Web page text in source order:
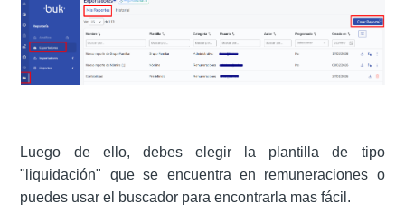
Luego de ello, debes elegir la plantilla de tipo
"liquidación" que se encuentra en remuneraciones o
puedes usar el buscador para encontrarla mas fácil.